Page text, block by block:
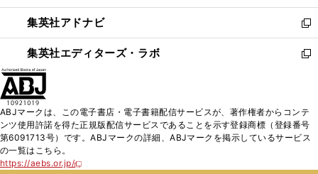
開
く
ウ
で
開
く
ン
ド
ウ
で
ウ
ィ
ン
ド
く
集英社アドナビ
新
し
い
ド
ウ
で
集英社エディターズ・ラボ
新
ィ
ン
ABJマークは、この電子書店・電子書籍配信サービスが、著作権者からコンテ
ンツ使用許諾を得た正規版配信サービスであることを示す登録商標（登録番号
第6091713号）です。ABJマークの詳細、ABJマークを掲示しているサービス
の一覧はこちら。
https://aebs.or.jp/
新